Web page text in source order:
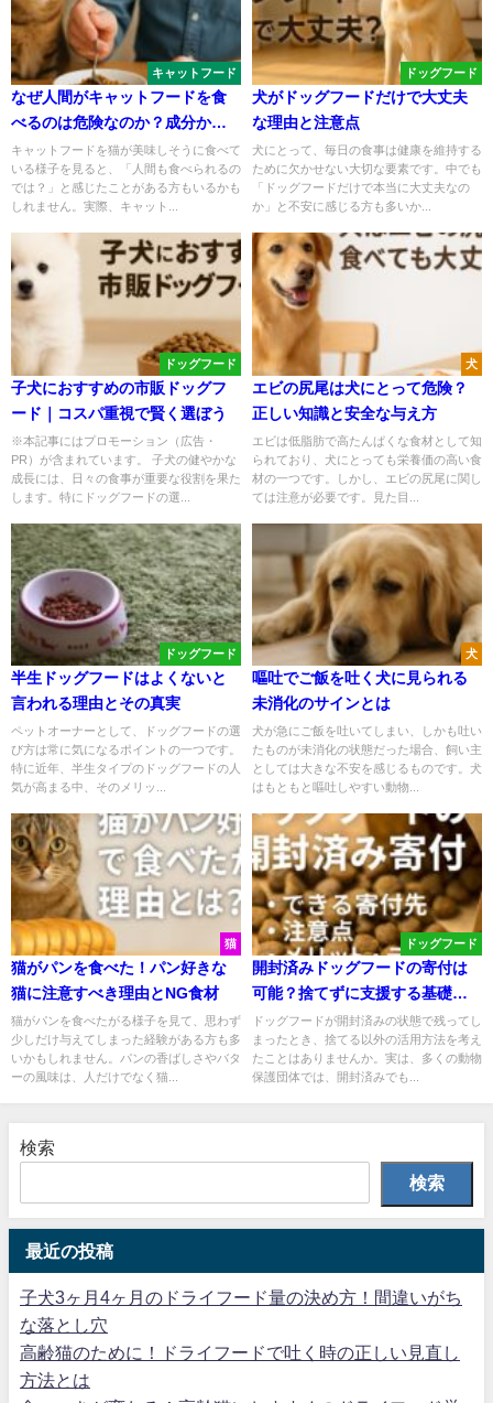
キャットフード
なぜ人間がキャットフードを食
べるのは危険なのか？成分から
解説
キャットフードを猫が美味しそうに食べて
いる様子を見ると、「人間も食べられるの
では？」と感じたことがある方もいるかも
しれません。実際、キャット...
ドッグフード
犬がドッグフードだけで大丈夫
な理由と注意点
犬にとって、毎日の食事は健康を維持する
ために欠かせない大切な要素です。中でも
「ドッグフードだけで本当に大丈夫なの
か」と不安に感じる方も多いか...
ドッグフード
子犬におすすめの市販ドッグフ
ード｜コスパ重視で賢く選ぼう
※本記事にはプロモーション（広告・
PR）が含まれています。 子犬の健やかな
成長には、日々の食事が重要な役割を果た
します。特にドッグフードの選...
犬
エビの尻尾は犬にとって危険？
正しい知識と安全な与え方
エビは低脂肪で高たんぱくな食材として知
られており、犬にとっても栄養価の高い食
材の一つです。しかし、エビの尻尾に関し
ては注意が必要です。見た目...
ドッグフード
半生ドッグフードはよくないと
言われる理由とその真実
ペットオーナーとして、ドッグフードの選
び方は常に気になるポイントの一つです。
特に近年、半生タイプのドッグフードの人
気が高まる中、そのメリッ...
犬
嘔吐でご飯を吐く犬に見られる
未消化のサインとは
犬が急にご飯を吐いてしまい、しかも吐い
たものが未消化の状態だった場合、飼い主
としては大きな不安を感じるものです。犬
はもともと嘔吐しやすい動物...
猫
猫がパンを食べた！パン好きな
猫に注意すべき理由とNG食材
猫がパンを食べたがる様子を見て、思わず
少しだけ与えてしまった経験がある方も多
いかもしれません。パンの香ばしさやバタ
ーの風味は、人だけでなく猫...
ドッグフード
開封済みドッグフードの寄付は
可能？捨てずに支援する基礎知
識
ドッグフードが開封済みの状態で残ってし
まったとき、捨てる以外の活用方法を考え
たことはありませんか。実は、多くの動物
保護団体では、開封済みでも...
検索
検索
最近の投稿
子犬3ヶ月4ヶ月のドライフード量の決め方！間違いがち
な落とし穴
高齢猫のために！ドライフードで吐く時の正しい見直し
方法とは